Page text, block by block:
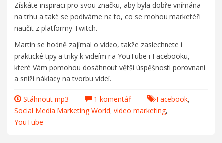
Získáte inspiraci pro svou značku, aby byla dobře vnímána
na trhu a také se podíváme na to, co se mohou marketéři
naučit z platformy Twitch.
Martin se hodně zajímal o video, takže zaslechnete i
praktické tipy a triky k videím na YouTube i Facebooku,
které Vám pomohou dosáhnout větší úspěšnosti porovnani
a sníží náklady na tvorbu videí.
Stáhnout mp3 1 komentář Facebook,
Social Media Marketing World, video marketing,
YouTube